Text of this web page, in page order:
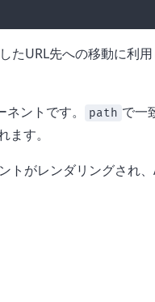
たURL先への移動に利
ントです。 path で一
す。
トがレンダリングされ